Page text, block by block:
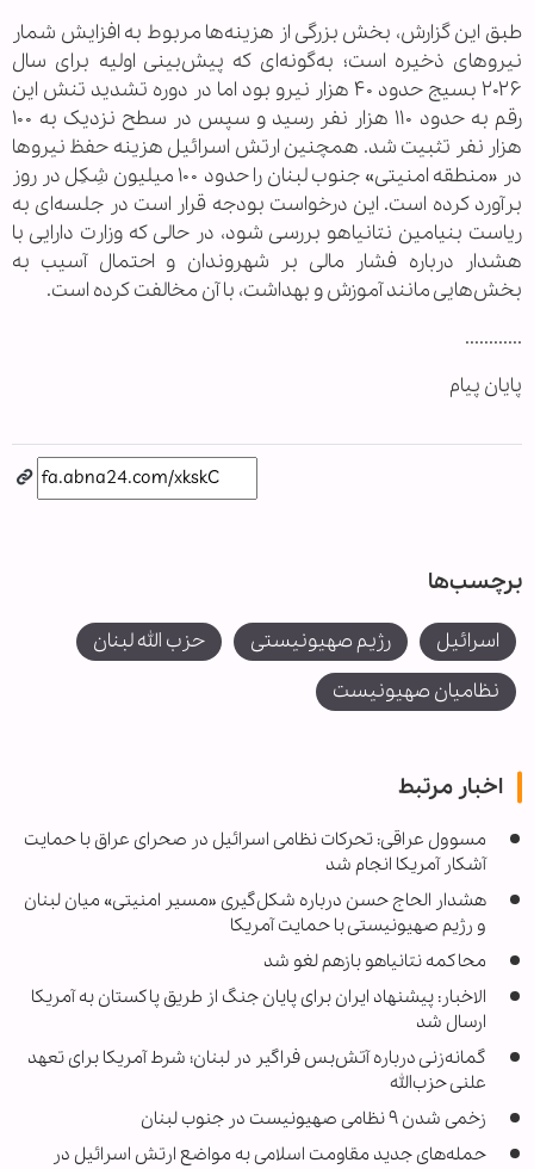
طبق این گزارش، بخش بزرگی از هزینه‌ها مربوط به افزایش شمار
نیروهای ذخیره است؛ به‌گونه‌ای که پیش‌بینی اولیه برای سال
۲۰۲۶ بسیج حدود ۴۰ هزار نیرو بود اما در دوره تشدید تنش این
رقم به حدود ۱۱۰ هزار نفر رسید و سپس در سطح نزدیک به ۱۰۰
هزار نفر تثبیت شد. همچنین ارتش اسرائیل هزینه حفظ نیروها
در «منطقه امنیتی» جنوب لبنان را حدود ۱۰۰ میلیون شِکِل در روز
برآورد کرده است. این درخواست بودجه قرار است در جلسه‌ای به
ریاست بنیامین نتانیاهو بررسی شود، در حالی که وزارت دارایی با
هشدار درباره فشار مالی بر شهروندان و احتمال آسیب به
بخش‌هایی مانند آموزش و بهداشت، با آن مخالفت کرده است.
............
پایان پیام
برچسب‌ها
اسرائیل رژیم صهیونیستی
حزب الله لبنان
نظامیان صهیونیست
اخبار مرتبط
مسوول عراقی: تحرکات نظامی اسرائیل در صحرای عراق با حمایت
آشکار آمریکا انجام شد
هشدار الحاج حسن درباره شکل‌گیری «مسیر امنیتی» میان لبنان
و رژیم صهیونیستی با حمایت آمریکا
محاکمه نتانیاهو بازهم لغو شد
الاخبار: پیشنهاد ایران برای پایان جنگ از طریق پاکستان به آمریکا
ارسال شد
گمانه‌زنی درباره آتش‌بس فراگیر در لبنان؛ شرط آمریکا برای تعهد
علنی حزب‌الله
زخمی شدن ۹ نظامی صهیونیست در جنوب لبنان
حمله‌های جدید مقاومت اسلامی به مواضع ارتش اسرائیل در